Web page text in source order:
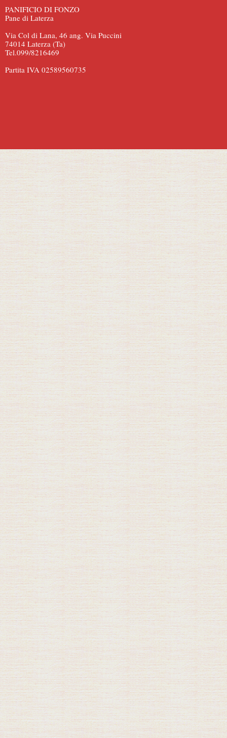
PANIFICIO DI FONZO
Pane di Laterza
Via Col di Lana, 46 ang. Via Puccini
74014 Laterza (Ta)
Tel.099/8216469
Partita IVA 02589560735